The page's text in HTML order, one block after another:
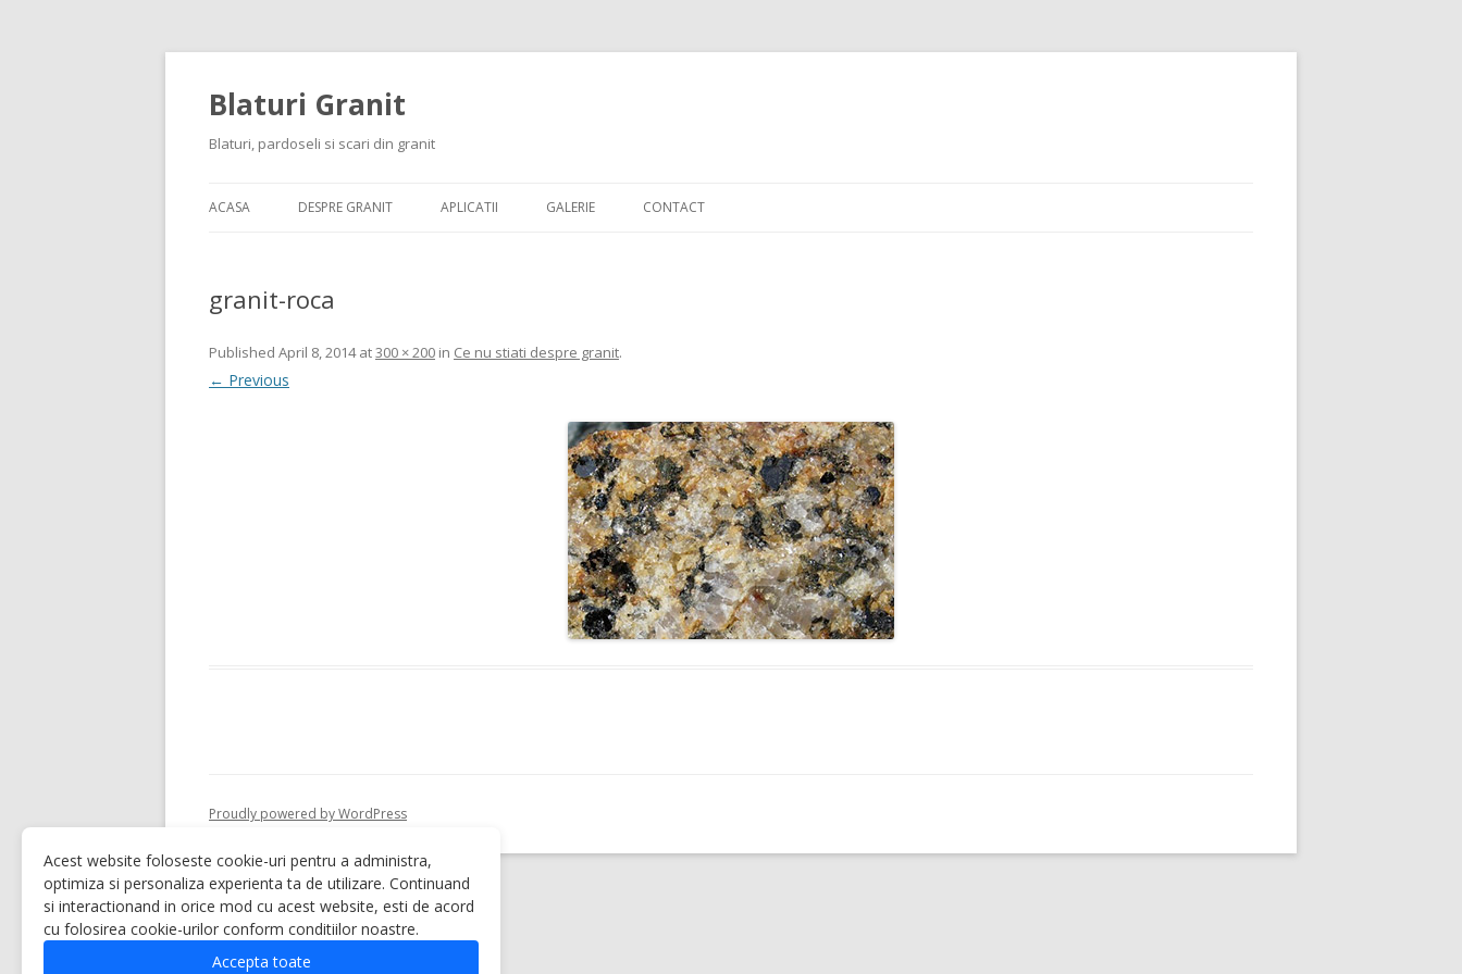
Acest website foloseste cookie-uri pentru a administra,
optimiza si personaliza experienta ta de utilizare. Continuand
si interactionand in orice mod cu acest website, esti de acord
cu folosirea cookie-urilor conform conditiilor noastre.
Accepta toate
Blaturi Granit
Blaturi, pardoseli si scari din granit
ACASA DESPRE GRANIT APLICATII GALERIE CONTACT
granit-roca
Published April 8, 2014at300 × 200 in Ce nu stiati despre granit.
← Previous
Proudly powered by WordPress